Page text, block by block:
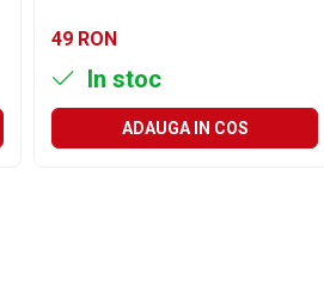
49 RON
In stoc
ADAUGA IN COS